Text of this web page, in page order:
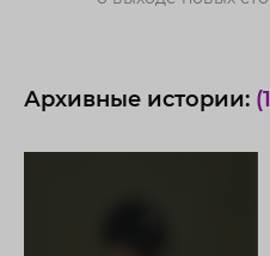
Архивные истории: